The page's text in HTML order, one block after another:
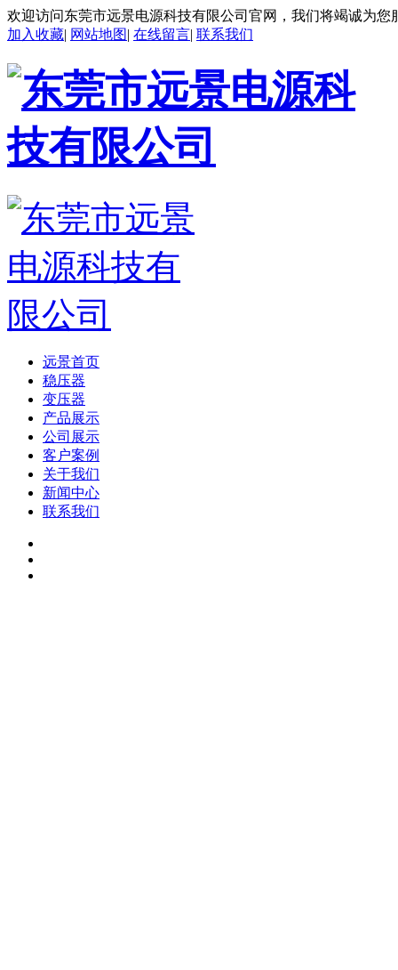
欢迎访问东莞市远景电源科技有限公司官网，我们将竭诚为您
加入收藏| 网站地图| 在线留言| 联系我们
远景首页
稳压器
变压器
产品展示
公司展示
客户案例
关于我们
新闻中心
联系我们